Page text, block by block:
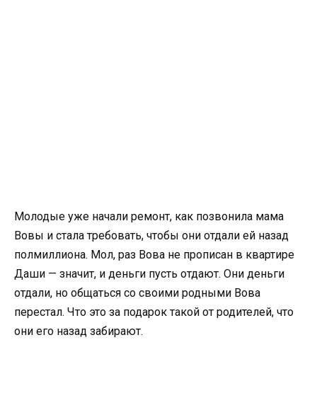
Молодые уже начали ремонт, как позвонила мама
Вовы и стала требовать, чтобы они отдали ей назад
полмиллиона. Мол, раз Вова не прописан в квартире
Даши — значит, и деньги пусть отдают. Они деньги
отдали, но общаться со своими родными Вова
перестал. Что это за подарок такой от родителей, что
они его назад забирают.